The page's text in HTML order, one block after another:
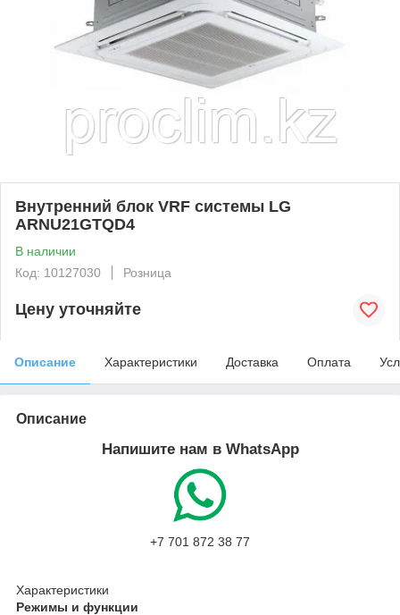
Внутренний блок VRF системы LG
ARNU21GTQD4
В наличии
Код: 10127030
Розница
Цену уточняйте
Описание Характеристики Доставка Оплата
Описание
Напишите нам в WhatsApp
+7 701 872 38 77
Характеристики
Режимы и функции